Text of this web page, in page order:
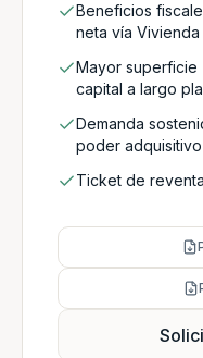
Beneficios
neta vía
Mayor superficie
capital a largo
Demanda
poder adquisitivo
Ticket de